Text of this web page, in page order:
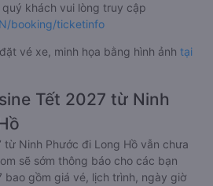
khách vui lòng truy cập
booking/ticketinfo
vé xe, minh họa bằng hình ảnh tại
Tết 2027 từ Ninh
từ Ninh Phước đi Long Hồ vẫn chưa
sẽ sớm thông báo cho các bạn
bao gồm giá vé, lịch trình, ngày giờ